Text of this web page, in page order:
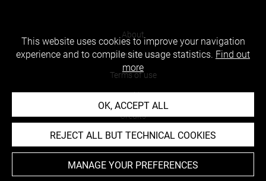
About
Contact Us
Terms of use
Cookies
Credits
Accessibility : non compliant
This website uses cookies to improve your navigation
experience and to compile site usage statistics. Find out
more
OK, ACCEPT ALL
REJECT ALL BUT TECHNICAL COOKIES
MANAGE YOUR PREFERENCES